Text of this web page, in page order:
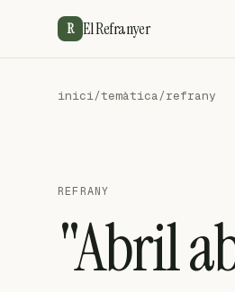
R El Refranyer
inici/temàtica/refrany
REFRANY
"Abril